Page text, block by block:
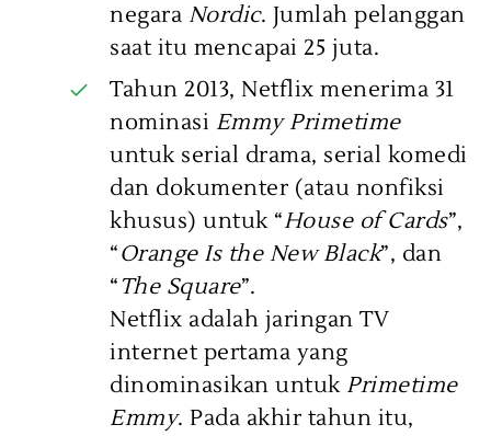
negara Nordic. Jumlah pelanggan
saat itu mencapai 25 juta.
Tahun 2013, Netflix menerima 31
nominasi Emmy Primetime
untuk serial drama, serial komedi
dan dokumenter (atau nonfiksi
khusus) untuk “House of Cards”,
“Orange Is the New Black”, dan
“The Square”.
Netflix adalah jaringan TV
internet pertama yang
dinominasikan untuk Primetime
Emmy. Pada akhir tahun itu,